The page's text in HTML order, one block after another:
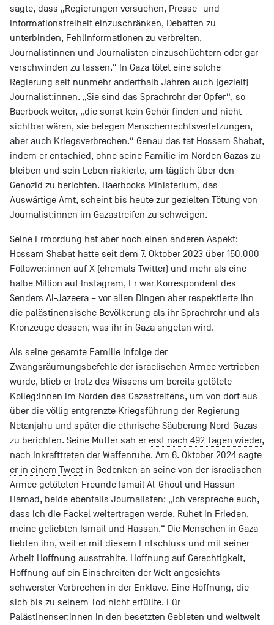
sagte, dass „Regierungen versuchen, Presse- und
Informationsfreiheit einzuschränken, Debatten zu
unterbinden, Fehlinformationen zu verbreiten,
Journalistinnen und Journalisten einzuschüchtern oder gar
verschwinden zu lassen.“ In Gaza tötet eine solche
Regierung seit nunmehr anderthalb Jahren auch (gezielt)
Journalist:innen. „Sie sind das Sprachrohr der Opfer“, so
Baerbock weiter, „die sonst kein Gehör finden und nicht
sichtbar wären, sie belegen Menschenrechtsverletzungen,
aber auch Kriegsverbrechen.“ Genau das tat Hossam Shabat,
indem er entschied, ohne seine Familie im Norden Gazas zu
bleiben und sein Leben riskierte, um täglich über den
Genozid zu berichten. Baerbocks Ministerium, das
Auswärtige Amt, scheint bis heute zur gezielten Tötung von
Journalist:innen im Gazastreifen zu schweigen.
Seine Ermordung hat aber noch einen anderen Aspekt:
Hossam Shabat hatte seit dem 7. Oktober 2023 über 150.000
Follower:innen auf X (ehemals Twitter) und mehr als eine
halbe Million auf Instagram, Er war Korrespondent des
Senders Al-Jazeera – vor allen Dingen aber respektierte ihn
die palästinensische Bevölkerung als ihr Sprachrohr und als
Kronzeuge dessen, was ihr in Gaza angetan wird.
Als seine gesamte Familie infolge der
Zwangsräumungsbefehle der israelischen Armee vertrieben
wurde, blieb er trotz des Wissens um bereits getötete
Kolleg:innen im Norden des Gazastreifens, um von dort aus
über die völlig entgrenzte Kriegsführung der Regierung
Netanjahu und später die ethnische Säuberung Nord-Gazas
zu berichten. Seine Mutter sah er erst nach 492 Tagen wieder,
nach Inkrafttreten der Waffenruhe. Am 6. Oktober 2024 sagte
er in einem Tweet in Gedenken an seine von der israelischen
Armee getöteten Freunde Ismail Al-Ghoul und Hassan
Hamad, beide ebenfalls Journalisten: „Ich verspreche euch,
dass ich die Fackel weitertragen werde. Ruhet in Frieden,
meine geliebten Ismail und Hassan.“ Die Menschen in Gaza
liebten ihn, weil er mit diesem Entschluss und mit seiner
Arbeit Hoffnung ausstrahlte. Hoffnung auf Gerechtigkeit,
Hoffnung auf ein Einschreiten der Welt angesichts
schwerster Verbrechen in der Enklave. Eine Hoffnung, die
sich bis zu seinem Tod nicht erfüllte. Für
Palästinenser:innen in den besetzten Gebieten und weltweit